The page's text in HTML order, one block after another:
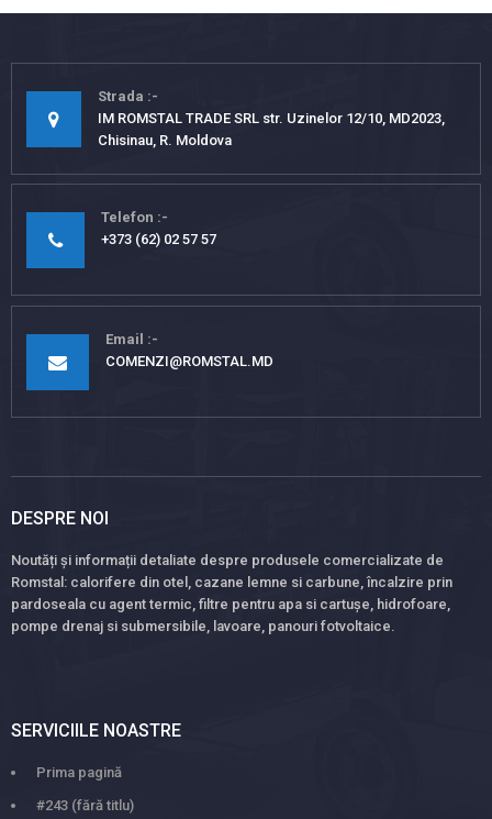
Strada
IM ROMSTAL TRADE SRL str. Uzinelor 12/10, MD2023,
Chisinau, R. Moldova
Telefon
+373 (62) 02 57 57
Email
COMENZI@ROMSTAL.MD
DESPRE NOI
Noutăți și informații detaliate despre produsele comercializate de
Romstal: calorifere din otel, cazane lemne si carbune, încalzire prin
pardoseala cu agent termic, filtre pentru apa si cartușe, hidrofoare,
pompe drenaj si submersibile, lavoare, panouri fotvoltaice.
SERVICIILE NOASTRE
Prima pagină
#243 (fără titlu)